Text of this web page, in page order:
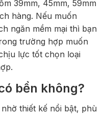
39mm, 45mm, 59mm
hàng. Nếu muốn
ngăn mềm mại thì bạn
trường hợp muốn
lực tốt chọn loại
bền không?
thiết kế nổi bật, phù